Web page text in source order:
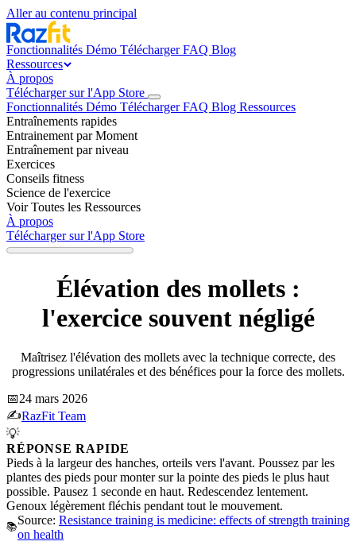
Aller au contenu principal
Fonctionnalités Démo TéléchargerFAQ Blog
Ressources
À propos
Télécharger sur l'App Store
Fonctionnalités Démo TéléchargerFAQ Blog Ressources
Entraînements rapides
Entrainement par Moment
Entraînement par niveau
Exercices
Conseils fitness
Science de l'exercice
Voir Toutes les Ressources
À propos
Télécharger sur l'App Store
Élévation des mollets :
l'exercice souvent négligé
Maîtrisez l'élévation des mollets avec la technique correcte, des
progressions unilatérales et des bénéfices pour la force des mollets.
📅24 mars 2026
✍️RazFit Team
💡
RÉPONSE RAPIDE
Pieds à la largeur des hanches, orteils vers l'avant. Poussez par les
plantes des pieds pour monter sur la pointe des pieds le plus haut
possible. Pausez 1 seconde en haut. Redescendez lentement.
Genoux légèrement fléchis pendant tout le mouvement.
📚Source: Resistance training is medicine: effects of strength training
on health